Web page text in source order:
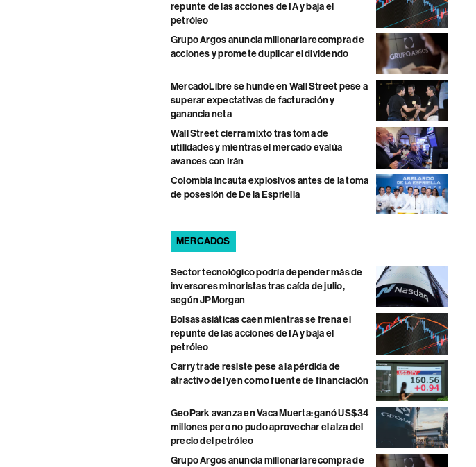
repunte de las acciones de IA y baja el
petróleo
Grupo Argos anuncia millonaria recompra de
acciones y promete duplicar el dividendo
MercadoLibre se hunde en Wall Street pese a
superar expectativas de facturación y
ganancia neta
Wall Street cierra mixto tras toma de
utilidades y mientras el mercado evalúa
avances con Irán
Colombia incauta explosivos antes de la toma
de posesión de De la Espriella
MERCADOS
Sector tecnológico podría depender más de
inversores minoristas tras caída de julio,
según JPMorgan
Bolsas asiáticas caen mientras se frena el
repunte de las acciones de IA y baja el
petróleo
Carry trade resiste pese a la pérdida de
atractivo del yen como fuente de financiación
GeoPark avanza en Vaca Muerta: ganó US$34
millones pero no pudo aprovechar el alza del
precio del petróleo
Grupo Argos anuncia millonaria recompra de